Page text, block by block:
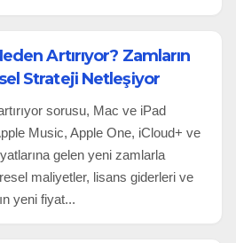
Artırıyor? Zamların
Strateji Netleşiyor
sorusu, Mac ve iPad
Music, Apple One, iCloud+ ve
gelen yeni zamlarla
maliyetler, lisans giderleri ve
yeni fiyat...